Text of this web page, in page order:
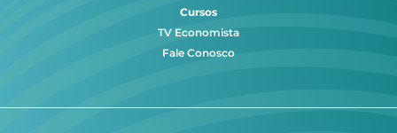
Cursos
TV Economista
Fale Conosco